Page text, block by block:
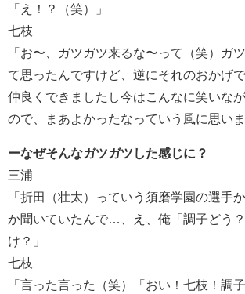
「え！？（笑）」
七枝
「お〜、ガツガツ来るな〜って（笑）ガ
て思ったんですけど、逆にそれのおかげ
仲良くできましたし今はこんなに笑いな
ので、まあよかったなっていう風に思いま
ーなぜそんなガツガツした感じに？
三浦
「折田（壮太）っていう須磨学園の選手
か聞いていたんで…、え、俺「調子どう
け？」
七枝
「言った言った（笑）「おい！七枝！調